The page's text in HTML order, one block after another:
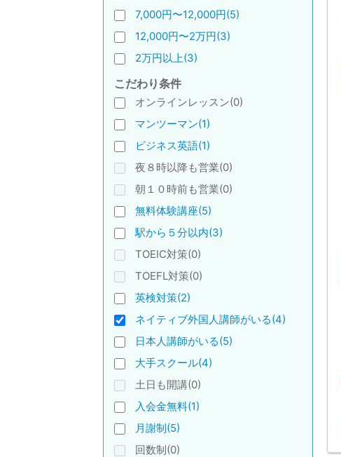
7,000円〜12,000円(5)
12,000円〜2万円(3)
2万円以上(3)
こだわり条件
オンラインレッスン(0)
マンツーマン(1)
ビジネス英語(1)
夜８時以降も営業(0)
朝１０時前も営業(0)
無料体験講座(5)
駅から５分以内(3)
TOEIC対策(0)
TOEFL対策(0)
英検対策(2)
ネイティブ外国人講師がいる(4)
日本人講師がいる(5)
大手スクール(4)
土日も開講(0)
入会金無料(1)
月謝制(5)
回数制(0)